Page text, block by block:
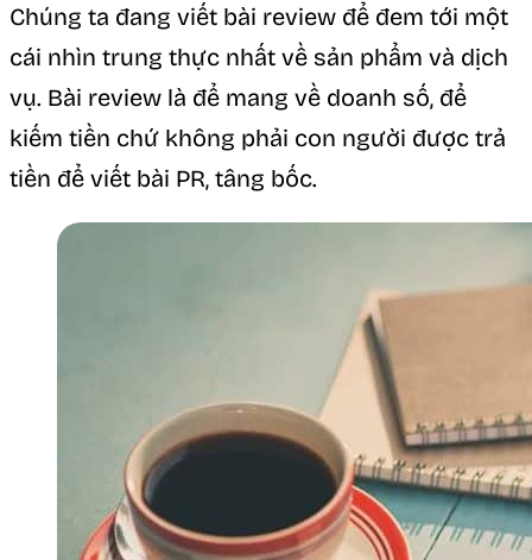
Chúng ta đang viết bài review để đem tới một
cái nhìn trung thực nhất về sản phẩm và dịch
vụ. Bài review là để mang về doanh số, để
kiếm tiền chứ không phải con người được trả
tiền để viết bài PR, tâng bốc.